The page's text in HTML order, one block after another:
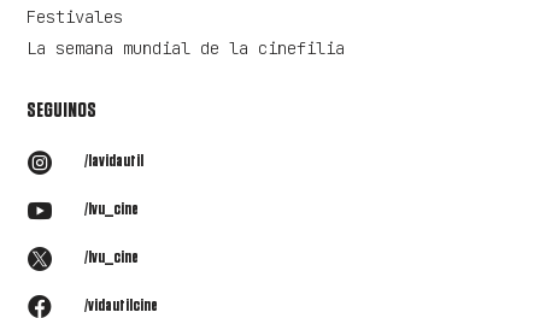
Festivales
La semana mundial de la cinefilia
SEGUINOS
 /lavidautil
 /lvu_cine
 /lvu_cine
 /vidautilcine